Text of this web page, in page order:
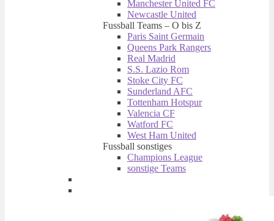
Manchester United FC
Newcastle United
Fussball Teams – O bis Z
Paris Saint Germain
Queens Park Rangers
Real Madrid
S.S. Lazio Rom
Stoke City FC
Sunderland AFC
Tottenham Hotspur
Valencia CF
Watford FC
West Ham United
Fussball sonstiges
Champions League
sonstige Teams